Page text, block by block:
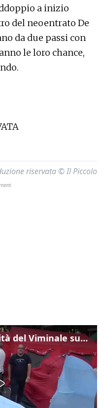
a inizio
del neoentrato De
da due passi con
le loro chance,
riservata © Il Piccolo
Gualtieri: "Responsabilità del Viminale su Spin Time? La posizione dei partiti è nota"